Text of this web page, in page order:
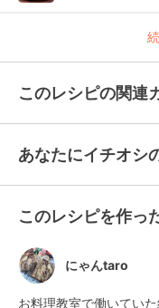
このレシピの関連
あなたにイチオシ
このレシピを作っ
にゃんtaro
お料理教室で働いてい